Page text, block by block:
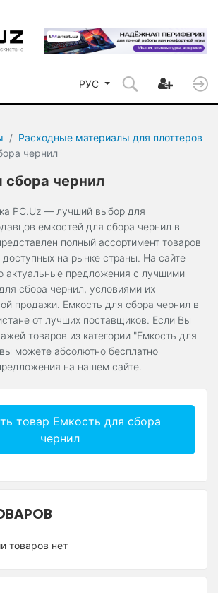
РУС
Расходные материалы для плоттеров
чернил
сбора чернил
PC.Uz — лучший выбор для
емкостей для сбора чернил в
полный ассортимент товаров
доступных на рынке страны. На сайте
актуальные предложения с лучшими
сбора чернил, условиями их
продажи. Емкость для сбора чернил в
от лучших поставщиков. Если Вы
товаров из категории "Емкость для
можете абсолютно бесплатно
на нашем сайте.
товар Емкость для сбора
чернил
товаров нет